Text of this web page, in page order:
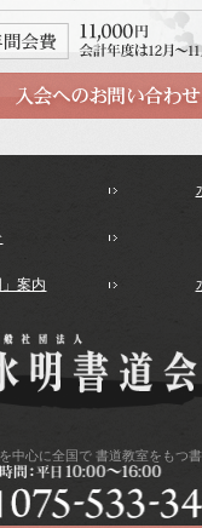
案内
中心に全国で書道教室をもつ